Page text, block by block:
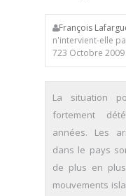
François
n'intervient-elle
723 Octobre 2009
La situation
fortement
années. Les
dans le pays
de plus en
mouvements